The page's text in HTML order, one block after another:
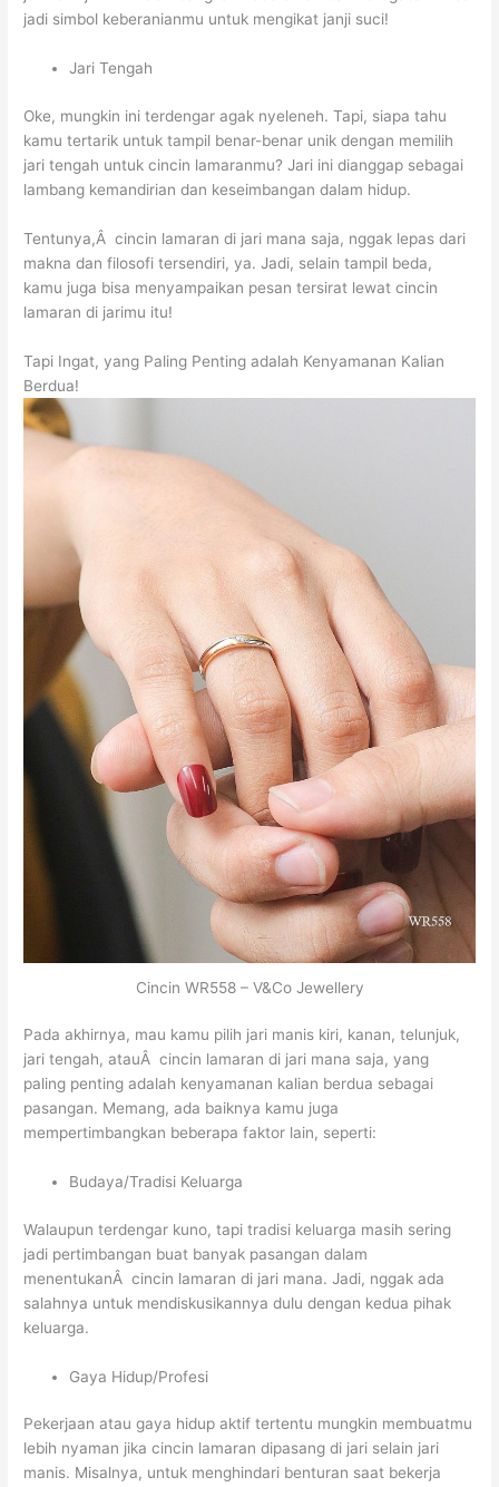
jadi simbol keberanianmu untuk mengikat janji suci!
Jari Tengah
Oke, mungkin ini terdengar agak nyeleneh. Tapi, siapa tahu
kamu tertarik untuk tampil benar-benar unik dengan memilih
jari tengah untuk cincin lamaranmu? Jari ini dianggap sebagai
lambang kemandirian dan keseimbangan dalam hidup.
Tentunya,Â cincin lamaran di jari mana saja, nggak lepas dari
makna dan filosofi tersendiri, ya. Jadi, selain tampil beda,
kamu juga bisa menyampaikan pesan tersirat lewat cincin
lamaran di jarimu itu!
Tapi Ingat, yang Paling Penting adalah Kenyamanan Kalian
Berdua!
Cincin WR558 – V&Co Jewellery
Pada akhirnya, mau kamu pilih jari manis kiri, kanan, telunjuk,
jari tengah, atauÂ cincin lamaran di jari mana saja, yang
paling penting adalah kenyamanan kalian berdua sebagai
pasangan. Memang, ada baiknya kamu juga
mempertimbangkan beberapa faktor lain, seperti:
Budaya/Tradisi Keluarga
Walaupun terdengar kuno, tapi tradisi keluarga masih sering
jadi pertimbangan buat banyak pasangan dalam
menentukanÂ cincin lamaran di jari mana. Jadi, nggak ada
salahnya untuk mendiskusikannya dulu dengan kedua pihak
keluarga.
Gaya Hidup/Profesi
Pekerjaan atau gaya hidup aktif tertentu mungkin membuatmu
lebih nyaman jika cincin lamaran dipasang di jari selain jari
manis. Misalnya, untuk menghindari benturan saat bekerja